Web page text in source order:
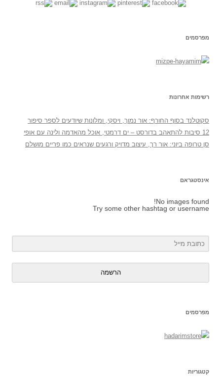
מפרסמים
רשימות אחרונות
סקוטלנד בסוף החורף: אור נמוך, ויסקי, ומלונות שיודעים לספר סיפור
12 סיבות להתאהב בדורסט – ים דרמטי, אוכל מהאדמה ולינה עם אופי
סן טרופה ביוני: אור רך, עיצוב מדויק ורגעים שנראים כמו פריים מושלם
אינסטגראם
No images found!
Try some other hashtag or username
הרשמה
מפרסמים
קטגוריות